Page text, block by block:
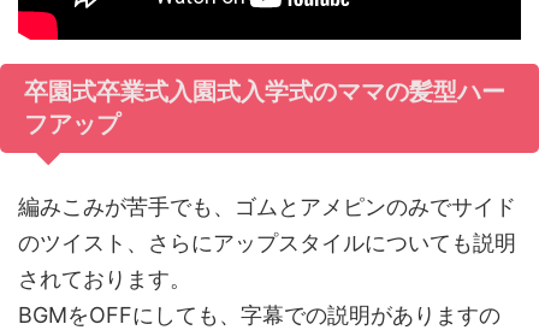
卒園式卒業式入園式入学式のママの髪型ハー
フアップ
編みこみが苦手でも、ゴムとアメピンのみでサイド
のツイスト、さらにアップスタイルについても説明
されております。
BGMをOFFにしても、字幕での説明がありますの